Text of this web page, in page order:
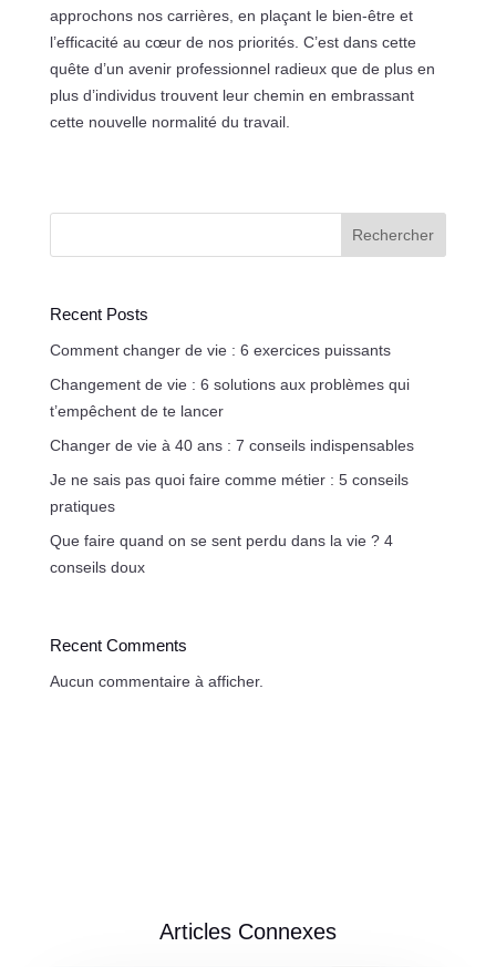
approchons nos carrières, en plaçant le bien-être et
l’efficacité au cœur de nos priorités. C’est dans cette
quête d’un avenir professionnel radieux que de plus en
plus d’individus trouvent leur chemin en embrassant
cette nouvelle normalité du travail.
Rechercher
Recent Posts
Comment changer de vie : 6 exercices puissants
Changement de vie : 6 solutions aux problèmes qui
t’empêchent de te lancer
Changer de vie à 40 ans : 7 conseils indispensables
Je ne sais pas quoi faire comme métier : 5 conseils
pratiques
Que faire quand on se sent perdu dans la vie ? 4
conseils doux
Recent Comments
Aucun commentaire à afficher.
Articles Connexes